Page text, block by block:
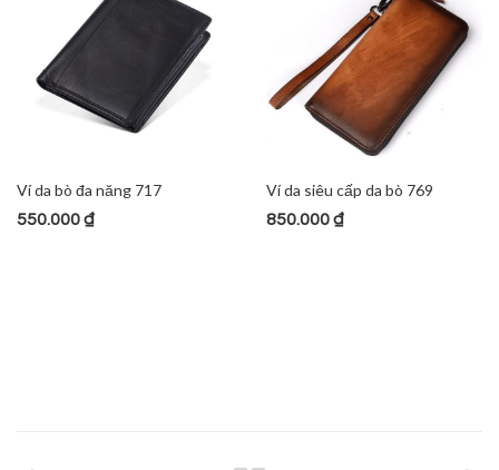
Ví da bò đa năng 717
550.000₫
Ví da siêu cấp da bò 769
850.000₫